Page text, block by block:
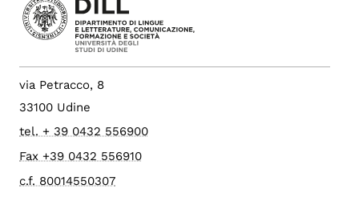
via Petracco, 8
33100 Udine
tel. + 39 0432 556900
Fax +39 0432 556910
c.f. 80014550307